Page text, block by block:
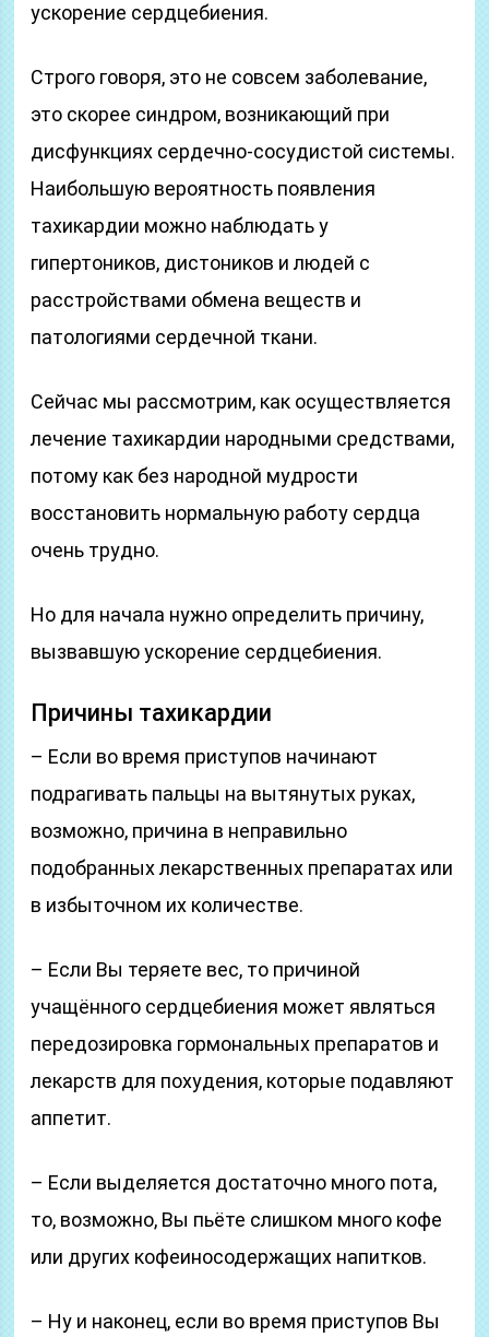
ускорение сердцебиения.
Строго говоря, это не совсем заболевание,
это скорее синдром, возникающий при
дисфункциях сердечно-сосудистой системы.
Наибольшую вероятность появления
тахикардии можно наблюдать у
гипертоников, дистоников и людей с
расстройствами обмена веществ и
патологиями сердечной ткани.
Сейчас мы рассмотрим, как осуществляется
лечение тахикардии народными средствами,
потому как без народной мудрости
восстановить нормальную работу сердца
очень трудно.
Но для начала нужно определить причину,
вызвавшую ускорение сердцебиения.
Причины тахикардии
– Если во время приступов начинают
подрагивать пальцы на вытянутых руках,
возможно, причина в неправильно
подобранных лекарственных препаратах или
в избыточном их количестве.
– Если Вы теряете вес, то причиной
учащённого сердцебиения может являться
передозировка гормональных препаратов и
лекарств для похудения, которые подавляют
аппетит.
– Если выделяется достаточно много пота,
то, возможно, Вы пьёте слишком много кофе
или других кофеиносодержащих напитков.
– Ну и наконец, если во время приступов Вы